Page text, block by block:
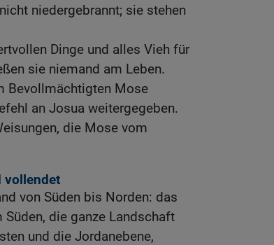
niedergebrannt; sie stehen
Dinge und alles Vieh für
sie niemand am Leben.
Bevollmächtigten Mose
an Josua weitergegeben.
die Mose vom
vollendet
von Süden bis Norden: das
die ganze Landschaft
und die Jordanebene,